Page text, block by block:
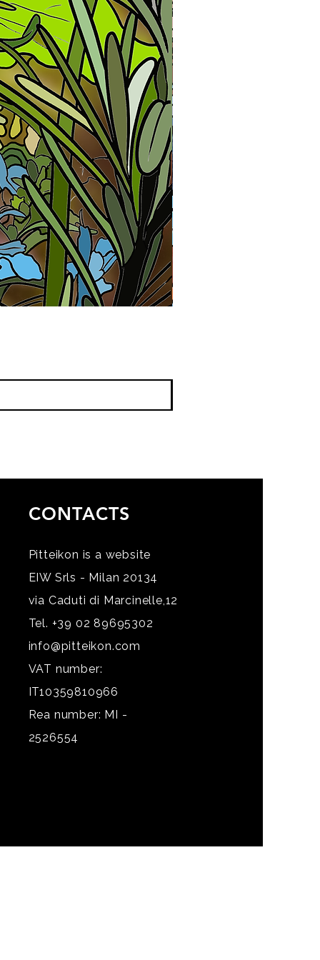
CONTACTS
Pitteikon is a website
EIW Srls - Milan 20134
via Caduti di Marcinelle,12
Tel. +39 02 89695302
info@pitteikon.com
VAT number:
IT10359810966
Rea number: MI -
2526554